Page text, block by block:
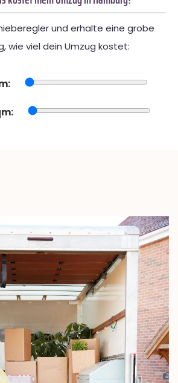
und erhalte eine grobe
wie viel dein Umzug kostet: